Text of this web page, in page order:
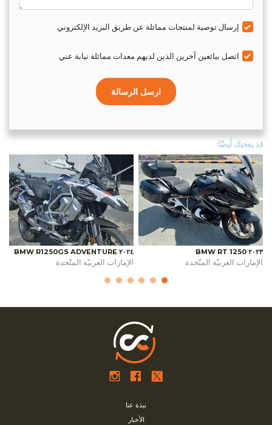
إرسال توصية لمنتجات مماثلة عن طريق البريد الإلكتروني
اتصل ببائعين آخرين الذين لديهم معدات مماثلة نيابة عني
ارسل الرسالة
قد يعجبك أيضًا:
٢٠٢٣ BMW RT 1250
الإمارات العربيّة المتّحدة
٢٠٢٤ BMW R1250GS ADVENTURE
الإمارات العربيّة المتّحدة
نبذة عنا
الأخبار